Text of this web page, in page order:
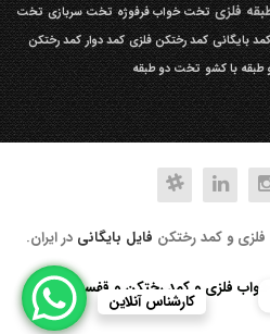
فلزی تخت خواب فرفوژه تخت سربازی تخت
کمد بایگانی کمد رختکن فلزی کمد دوار کمد رختکن
با کشو تخت دو طبقه
فلزی و کمد رختکن فایل بایگانی در ایران.
کارشناس آنلاین
فلزی و کمد رختکن و قفسه کتابخانه